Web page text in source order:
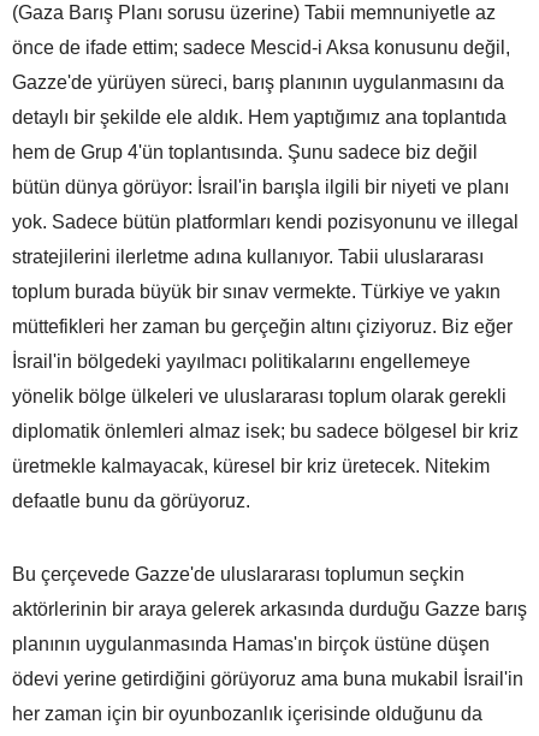
(Gaza Barış Planı sorusu üzerine) Tabii memnuniyetle az
önce de ifade ettim; sadece Mescid-i Aksa konusunu değil,
Gazze'de yürüyen süreci, barış planının uygulanmasını da
detaylı bir şekilde ele aldık. Hem yaptığımız ana toplantıda
hem de Grup 4'ün toplantısında. Şunu sadece biz değil
bütün dünya görüyor: İsrail'in barışla ilgili bir niyeti ve planı
yok. Sadece bütün platformları kendi pozisyonunu ve illegal
stratejilerini ilerletme adına kullanıyor. Tabii uluslararası
toplum burada büyük bir sınav vermekte. Türkiye ve yakın
müttefikleri her zaman bu gerçeğin altını çiziyoruz. Biz eğer
İsrail'in bölgedeki yayılmacı politikalarını engellemeye
yönelik bölge ülkeleri ve uluslararası toplum olarak gerekli
diplomatik önlemleri almaz isek; bu sadece bölgesel bir kriz
üretmekle kalmayacak, küresel bir kriz üretecek. Nitekim
defaatle bunu da görüyoruz.
Bu çerçevede Gazze'de uluslararası toplumun seçkin
aktörlerinin bir araya gelerek arkasında durduğu Gazze barış
planının uygulanmasında Hamas'ın birçok üstüne düşen
ödevi yerine getirdiğini görüyoruz ama buna mukabil İsrail'in
her zaman için bir oyunbozanlık içerisinde olduğunu da